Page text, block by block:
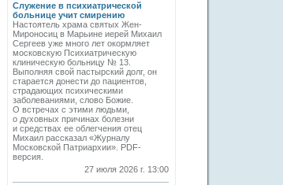
Служение в психиатрической
больнице учит смирению
Настоятель храма святых Жен-
Мироносиц в Марьине иерей Михаил
Сергеев уже много лет окормляет
московскую Психиатрическую
клиническую больницу № 13.
Выполняя свой пастырский долг, он
старается донести до пациентов,
страдающих психическими
заболеваниями, слово Божие.
О встречах с этими людьми,
о духовных причинах болезни
и средствах ее облегчения отец
Михаил рассказал «Журналу
Московской Патриархии». PDF-
версия.
27 июля 2026 г. 13:00